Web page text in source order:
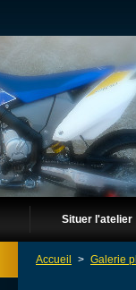
Situer l'atelier
Accueil > Galerie